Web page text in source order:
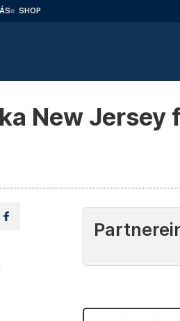
SHOP
New Jersey